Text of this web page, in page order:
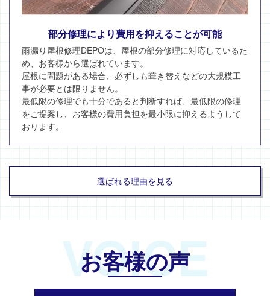
部分修理により費用を抑えることが可能
雨漏り屋根修理DEPOは、屋根の部分修理に対応しているた
め、お客様から選ばれています。
屋根に問題がある場合、必ずしも葺き替えなどの大規模工
事が必要とは限りません。
最低限の修理でも十分であると判断すれば、最低限の修理
をご提案し、お客様の費用負担を最小限に抑えるようして
おります。
選ばれる理由を見る
VOICE
お客様の声